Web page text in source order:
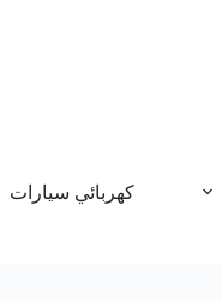
كهربائي سيارات